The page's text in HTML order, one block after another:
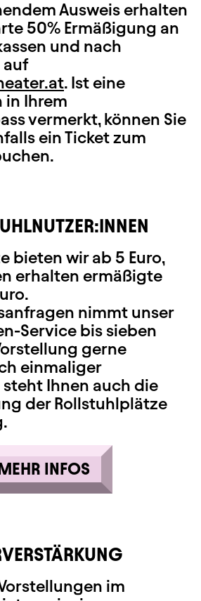
Ausweis erhalten
50% Ermäßigung an
und nach
auf
. Ist eine
in Ihrem
vermerkt, können Sie
ein Ticket zum
bieten wir ab 5 Euro,
erhalten ermäßigte
nimmt unser
Service bis sieben
gerne
einmaliger
Ihnen auch die
der Rollstuhlplätze
INFOS
im